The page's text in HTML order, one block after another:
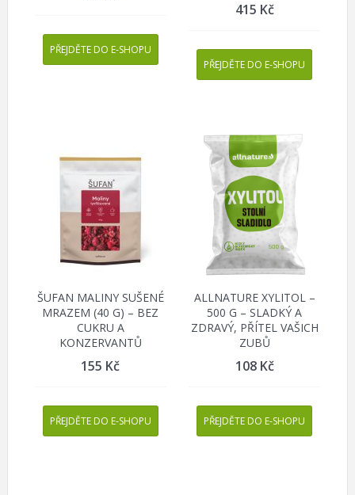
PŘEJDĚTE DO E-SHOPU
415 Kč
PŘEJDĚTE DO E-SHOPU
ŠUFAN MALINY SUŠENÉ
MRAZEM (40 G) – BEZ
CUKRU A
KONZERVANTŮ
155 Kč
PŘEJDĚTE DO E-SHOPU
ALLNATURE XYLITOL –
500 G – SLADKÝ A
ZDRAVÝ, PŘÍTEL VAŠICH
ZUBŮ
108 Kč
PŘEJDĚTE DO E-SHOPU